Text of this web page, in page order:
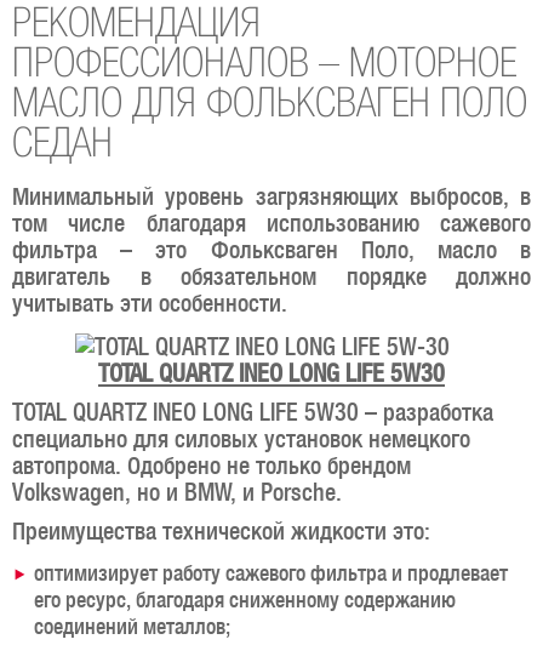
РЕКОМЕНДАЦИЯ
ПРОФЕССИОНАЛОВ – МОТОРНОЕ
МАСЛО ДЛЯ ФОЛЬКСВАГЕН ПОЛО
СЕДАН
Минимальный уровень загрязняющих выбросов, в
том числе благодаря использованию сажевого
фильтра – это Фольксваген Поло, масло в
двигатель в обязательном порядке должно
учитывать эти особенности.
TOTAL QUARTZ INEO LONG LIFE 5W30
TOTAL QUARTZ INEO LONG LIFE 5W30 – разработка
специально для силовых установок немецкого
автопрома. Одобрено не только брендом
Volkswagen, но и BMW, и Porsche.
Преимущества технической жидкости это:
оптимизирует работу сажевого фильтра и продлевает
его ресурс, благодаря сниженному содержанию
соединений металлов;